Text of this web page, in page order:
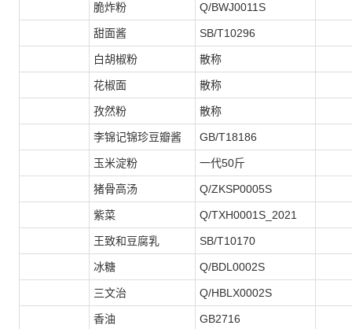
脆炸粉 Q/BWJ0011S
甜面酱 SB/T10296
白胡椒粉 散称
花椒面 散称
孜然粉 散称
李锦记锦珍豆瓣酱 GB/T18186
玉米淀粉 一代50斤
猪骨高汤 Q/ZKSP0005S
紫菜 Q/TXH0001S_2021
王致和豆腐乳 SB/T10170
冰糖 Q/BDL0002S
三文治 Q/HBLX0002S
香油 GB2716